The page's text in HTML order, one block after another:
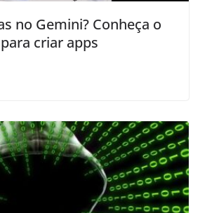
no Gemini? Conheça o
criar apps